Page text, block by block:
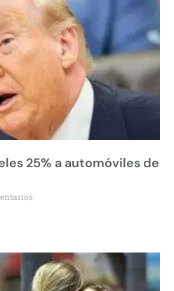
25% a automóviles de